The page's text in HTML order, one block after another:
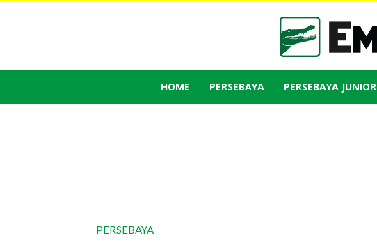
HOME PERSEBAYA PERSEBAYA JUNIOR
PERSEBAYA